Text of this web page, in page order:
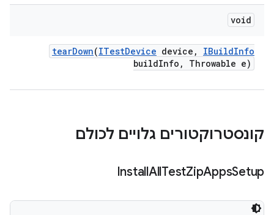
void
tearDown(ITestDevice device , IBuildInfo
buildInfo , Throwable e)
קונסטרוקטורים גלויים לכולם
InstallAllTestZipAppsSetup